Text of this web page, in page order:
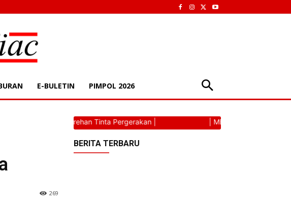
E-BULETIN PIMPOL 2026
269
| Torehan Tinta Pergerakan | | METANOAIC | Torehan
BERITA TERBARU